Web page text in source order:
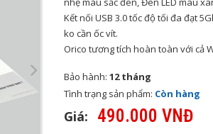
Kết nối USB 3.0 tốc độ tối đa đạt
ko cần ốc vít.
Orico tương tích hoàn toàn với cả
Bảo hành: 12 tháng
Tình trạng sản phẩm: Còn hàng
Giá: 490.000 VNĐ